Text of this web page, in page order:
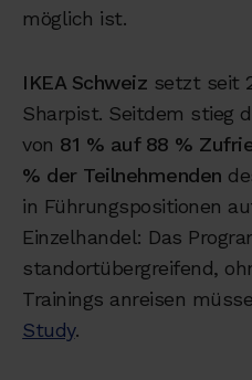
möglich ist.
IKEA Schweiz setzt seit
Sharpist. Seitdem stieg
von 81 % auf 88 %
% der Teilnehmenden
in Führungspositionen
Einzelhandel: Das
standortübergreifend,
Trainings anreisen
Study.